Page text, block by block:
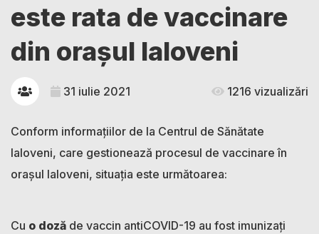
este rata de vaccinare
din orașul Ialoveni
31 iulie 2021 1216 vizualizări
Conform informațiilor de la Centrul de Sănătate
Ialoveni, care gestionează procesul de vaccinare în
orașul Ialoveni, situația este următoarea:
Cu o doză de vaccin antiCOVID-19 au fost imunizaţi